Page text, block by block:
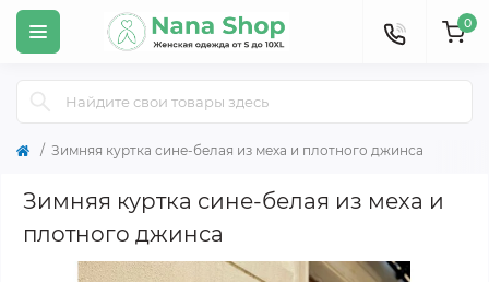
0
Зимняя куртка сине-белая из меха и плотного джинса
Зимняя куртка сине-белая из меха и
плотного джинса